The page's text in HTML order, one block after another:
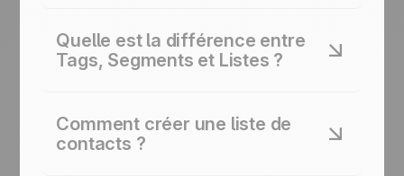
Quelle est la différence entre
Tags, Segments et Listes ?
segments sont des groupes dynamiques basés
sur la segmentation comportementale. Les listes
de contacts sont des groupes statiques utilisés
Comment créer une liste de
contacts ?